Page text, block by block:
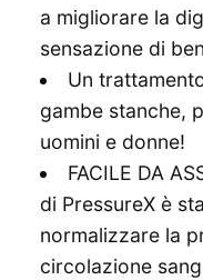
a migliorare la
sensazione di
Un
gambe stanche,
uomini e donne!
FACILE DA
di PressureX è
normalizzare la
circolazione